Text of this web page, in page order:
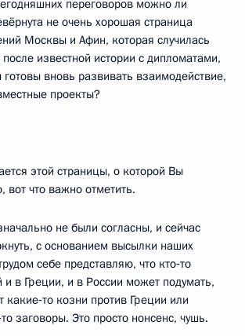
переговоров можно ли
не очень хорошая страница
Москвы и Афин, которая случилась
известной истории с дипломатами,
готовы вновь развивать взаимодействие,
проекты?
этой страницы, о которой Вы
вот что важно отметить.
не были согласны, и сейчас
с основанием высылки наших
себе представляю, что кто‑то
в Греции, и в России может подумать,
какие‑то козни против Греции или
заговоры. Это просто нонсенс, чушь.